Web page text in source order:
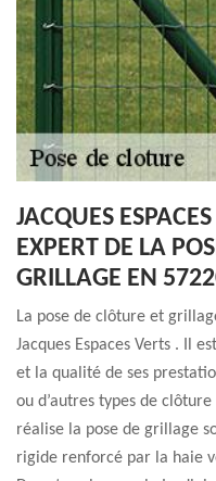
JACQUES
EXPERT DE LA
GRILLAGE EN
La pose de clôture et
Jacques Espaces Verts . Il
et la qualité de ses
ou d’autres types de
réalise la pose de grillage
rigide renforcé par la haie